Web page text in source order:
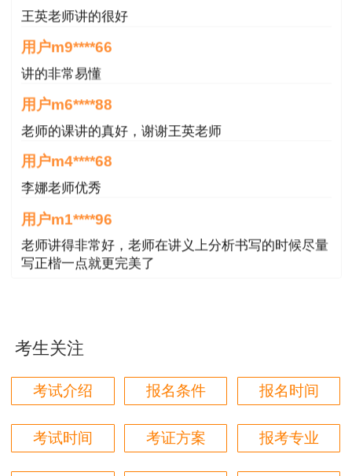
办理证书领取事宜，一般各地考试中心会代为保
管，考生可拨打当地考试中心进行询问。
四、证书领取通知到时候会在哪里公布？
答：中国人事考试网
考生常关注自己考区人事考试网或者建设工程教育
网成绩查询栏目即可。
王英老师讲的很好
用户m9****66
讲的非常易懂
用户m6****88
老师的课讲的真好，谢谢王英老师
用户m4****68
李娜老师优秀
用户m1****96
老师讲得非常好，老师在讲义上分析书写的时候尽量
写正楷一点就更完美了
用户85****06
真的是把学习变成自己能理解的语言最重要！
用户m1****88
太喜欢王英老师了
考生关注
考试介绍 报名条件 报名时间
考试时间 考证方案 报考专业